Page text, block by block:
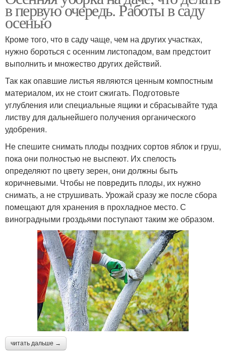
в первую очередь. Работы в саду
осенью
Кроме того, что в саду чаще, чем на других участках,
нужно бороться с осенним листопадом, вам предстоит
выполнить и множество других действий.
Так как опавшие листья являются ценным компостным
материалом, их не стоит сжигать. Подготовьте
углубления или специальные ящики и сбрасывайте туда
листву для дальнейшего получения органического
удобрения.
Не спешите снимать плоды поздних сортов яблок и груш,
пока они полностью не выспеют. Их спелость
определяют по цвету зерен, они должны быть
коричневыми. Чтобы не повредить плоды, их нужно
снимать, а не струшивать. Урожай сразу же после сбора
помещают для хранения в прохладное место. С
виноградными гроздьями поступают таким же образом.
читать дальше →